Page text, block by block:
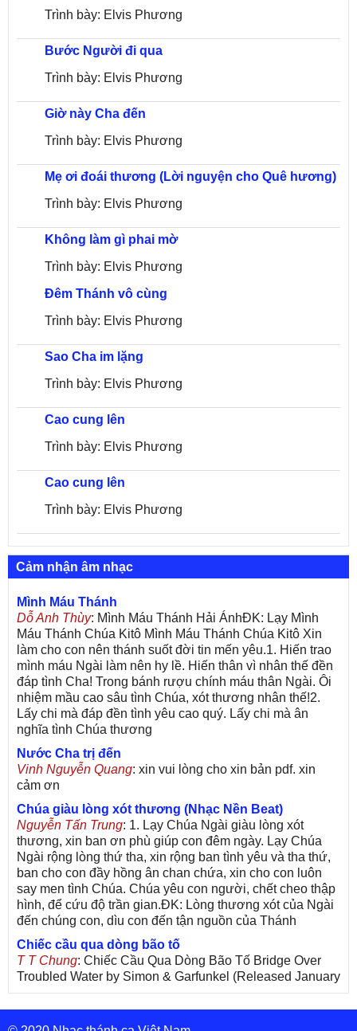
Trình bày: Elvis Phương
Bước Người đi qua
Trình bày: Elvis Phương
Giờ này Cha đến
Trình bày: Elvis Phương
Mẹ ơi đoái thương (Lời nguyện cho Quê hương)
Trình bày: Elvis Phương
Không làm gì phai mờ
Trình bày: Elvis Phương
Đêm Thánh vô cùng
Trình bày: Elvis Phương
Sao Cha im lặng
Trình bày: Elvis Phương
Cao cung lên
Trình bày: Elvis Phương
Cao cung lên
Trình bày: Elvis Phương
Cảm nhận âm nhạc
Mình Máu Thánh
Dỗ Anh Thùy: Mình Máu Thánh Hải ÁnhĐK: Lạy Mình
Máu Thánh Chúa Kitô Mình Máu Thánh Chúa Kitô Xin
làm cho con nên thánh suốt đời tin mến yêu.1. Hiến trao
mình máu Ngài làm nên hy lề. Hiến thân vì nhân thế đền
đáp tình Cha! Trong bánh rượu chính máu thân Ngài. Ôi
nhiệm mầu cao sâu tình Chúa, xót thương nhân thế!2.
Lấy chi mà đáp đền tình yêu cao quý. Lấy chi mà ân
nghĩa tình Chúa thương
Nước Cha trị đến
Vinh Nguyễn Quang: xin vui lòng cho xin bản pdf. xin
cảm ơn
Chúa giàu lòng xót thương (Nhạc Nền Beat)
Nguyễn Tấn Trung: 1. Lạy Chúa Ngài giàu lòng xót
thương, xin ban ơn phù giúp con đêm ngày. Lạy Chúa
Ngài rộng lòng thứ tha, xin rộng ban tình yêu và tha thứ,
ban cho con đầy hồng ân chan chứa, xin cho con luôn
say men tình Chúa. Chúa yêu con người, chết cheo thập
hình, để cứu độ trần gian.ĐK: Lòng thương xót của Ngài
đến chúng con, dìu con đến tận nguồn của Thánh
Chiếc cầu qua dòng bão tố
T T Chung: Chiếc Cầu Qua Dòng Bão Tố Bridge Over
Troubled Water by Simon & Garfunkel (Released January
26, 1970) Lời Việt: Nhạc Sĩ Vũ Đức Nghiêm Trình Bày:
Chung Tử Lưu